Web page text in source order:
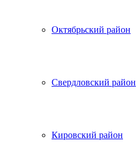
Октябрьский район
Свердловский район
Кировский район